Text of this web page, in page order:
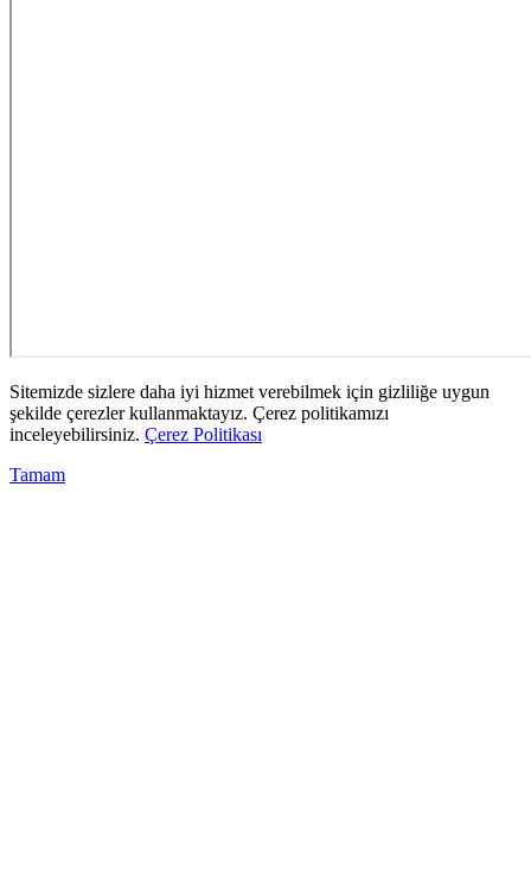
Sitemizde sizlere daha iyi hizmet verebilmek için gizliliğe uygun
şekilde çerezler kullanmaktayız. Çerez politikamızı
inceleyebilirsiniz. Çerez Politikası
Tamam